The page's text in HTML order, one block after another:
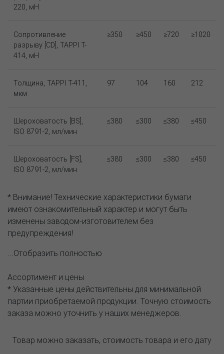
220, мН
Сопротивление
разрыву [CD], TAPPI T-
414, мН
≥350 ≥450 ≥720 ≥1020
Толщина, TAPPI T-411,
мкм
97 104 160 212
Шероховатость [BS],
ISO 8791-2, мл/мин
≤380 ≤300 ≤380 ≤450
Шероховатость [FS],
ISO 8791-2, мл/мин
≤380 ≤300 ≤380 ≤450
* Внимание! Технические характеристики бумаги
имеют ознакомительный характер и могут быть
изменены заводом-изготовителем без
предупреждения!
...Отобразить полностью
Ассортимент и цены
* Указанные цены действительны для минимальной
партии приобретаемой продукции. Точную стоимость
заказа можно уточнить у наших менеджеров.
Товар можно заказать, стоимость товара и его дату